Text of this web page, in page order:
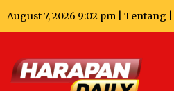
August 7, 2026 9:02 pm | Tentang